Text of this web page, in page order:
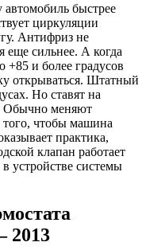
автомобиль быстрее
циркуляции
Антифриз не
еще сильнее. А когда
+85 и более градусов
открываться. Штатный
Но ставят на
Обычно меняют
того, чтобы машина
практика,
клапан работает
устройстве системы
2013